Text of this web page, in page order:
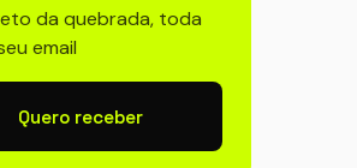
da quebrada, toda
email
Quero receber